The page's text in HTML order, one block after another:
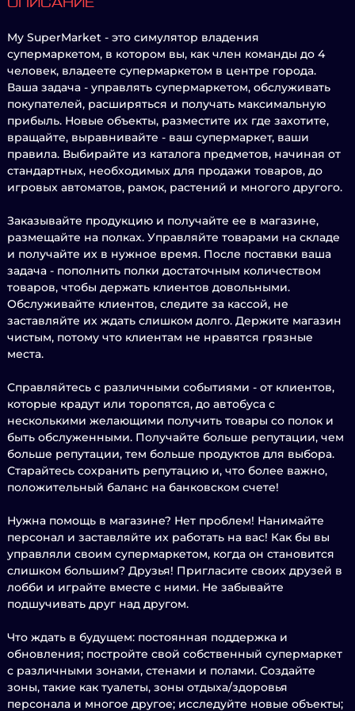
My SuperMarket - это симулятор владения
супермаркетом, в котором вы, как член команды до 4
человек, владеете супермаркетом в центре города.
Ваша задача - управлять супермаркетом, обслуживать
покупателей, расширяться и получать максимальную
прибыль. Новые объекты, разместите их где захотите,
вращайте, выравнивайте - ваш супермаркет, ваши
правила. Выбирайте из каталога предметов, начиная от
стандартных, необходимых для продажи товаров, до
игровых автоматов, рамок, растений и многого другого.
Заказывайте продукцию и получайте ее в магазине,
размещайте на полках. Управляйте товарами на складе
и получайте их в нужное время. После поставки ваша
задача - пополнить полки достаточным количеством
товаров, чтобы держать клиентов довольными.
Обслуживайте клиентов, следите за кассой, не
заставляйте их ждать слишком долго. Держите магазин
чистым, потому что клиентам не нравятся грязные
места.
Справляйтесь с различными событиями - от клиентов,
которые крадут или торопятся, до автобуса с
несколькими желающими получить товары со полок и
быть обслуженными. Получайте больше репутации, чем
больше репутации, тем больше продуктов для выбора.
Старайтесь сохранить репутацию и, что более важно,
положительный баланс на банковском счете!
Нужна помощь в магазине? Нет проблем! Нанимайте
персонал и заставляйте их работать на вас! Как бы вы
управляли своим супермаркетом, когда он становится
слишком большим? Друзья! Пригласите своих друзей в
лобби и играйте вместе с ними. Не забывайте
подшучивать друг над другом.
Что ждать в будущем: постоянная поддержка и
обновления; постройте свой собственный супермаркет
с различными зонами, стенами и полами. Создайте
зоны, такие как туалеты, зоны отдыха/здоровья
персонала и многое другое; исследуйте новые объекты;